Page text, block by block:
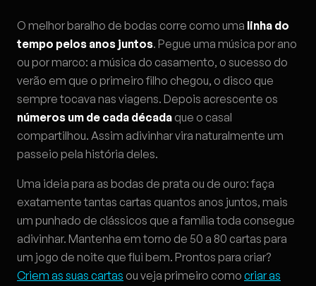
O melhor baralho de bodas corre como uma linha do
tempo pelos anos juntos. Pegue uma música por ano
ou por marco: a música do casamento, o sucesso do
verão em que o primeiro filho chegou, o disco que
sempre tocava nas viagens. Depois acrescente os
números um de cada década que o casal
compartilhou. Assim adivinhar vira naturalmente um
passeio pela história deles.
Uma ideia para as bodas de prata ou de ouro: faça
exatamente tantas cartas quantos anos juntos, mais
um punhado de clássicos que a família toda consegue
adivinhar. Mantenha em torno de 50 a 80 cartas para
um jogo de noite que flui bem. Prontos para criar?
Criem as suas cartas ou veja primeiro como criar as